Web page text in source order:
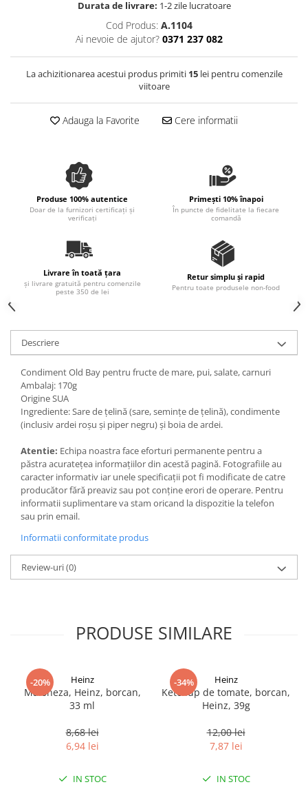
Spania / Cipru / Africa
Sare de mare din Marea Nordului
Sare de mare din Oceanele Pacific
si Indian
Sare de mare naturala din
Sare de roca
Sare marina
Specialitati din ulei
Terine si placinte
Uleiuri speciale/presate la rece
Ulei Gegenbauer
Ulei Gewurzgarten
Ulei Huileries du Berry
Uleiuri aromatizate
Ulei Wiberg Gastro
Prajitore paine
Gratare
Cesti, boluri, vesela
Durata de livrare: 1-2 zile lucratoare
Cod Produs: A.1104
Ai nevoie de ajutor? 0371 237 082
La achizitionarea acestui produs primiti 15lei pentru comenzile
viitoare
Adauga la Favorite Cere informatii
Produse 100% autentice
Doar de la furnizori certificați și
verificați
Primești 10% înapoi
În puncte de fidelitate la fiecare
comandă
Livrare în toată țara
și livrare gratuită pentru comenzile
peste 350 de lei
Retur simplu și rapid
Pentru toate produsele non-food
Descriere
Condiment Old Bay pentru fructe de mare, pui, salate, carnuri
Ambalaj: 170g
Origine SUA
Ingrediente:Sare de țelină (sare, semințe de țelină), condimente
(inclusiv ardei roșu și piper negru) și boia de ardei.
Atentie: Echipa noastra face eforturi permanente pentru a
păstra acurateţea informaţiilor din acestă pagină. Fotografiile au
caracter informativ iar unele specificaţii pot fi modificate de catre
producător fără preaviz sau pot conţine erori de operare. Pentru
informatii suplimentare va stam oricand la dispozitie la telefon
sau prin email.
Informatii conformitate produs
Review-uri(0)
PRODUSE SIMILARE
-20% Heinz
Maioneza, Heinz, borcan,
33 ml
8,68 lei
6,94 lei
IN STOC
-34% Heinz
Ketchup de tomate, borcan,
Heinz, 39g
12,00 lei
7,87 lei
IN STOC